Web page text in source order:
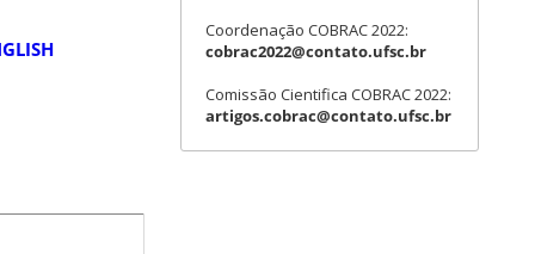
Coordenação COBRAC 2022:
cobrac2022@contato.ufsc.br
Comissão Cientifica COBRAC 2022:
artigos.cobrac@contato.ufsc.br